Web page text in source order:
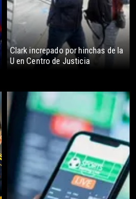
Clark increpado por hinchas de la
U en Centro de Justicia